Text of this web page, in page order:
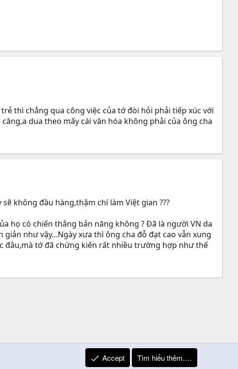
thì chẳng qua công việc của tớ đòi hỏi phải tiếp xúc với
dua theo mấy cái văn hóa không phải của ông cha
không đầu hàng,thậm chí làm Việt gian ???
họ có chiến thắng bản năng không ? Đã là người VN da
như vậy...Ngày xưa thì ông cha đỗ đạt cao vẫn xung
đâu,mà tớ đã chứng kiến rất nhiều trường hợp như thế
Quy định và Nội quy Privacy Policy Trợ giúp
Accept Tìm hiểu thêm.…